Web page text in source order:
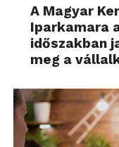
A Magyar
Iparkamara
időszakban
meg a